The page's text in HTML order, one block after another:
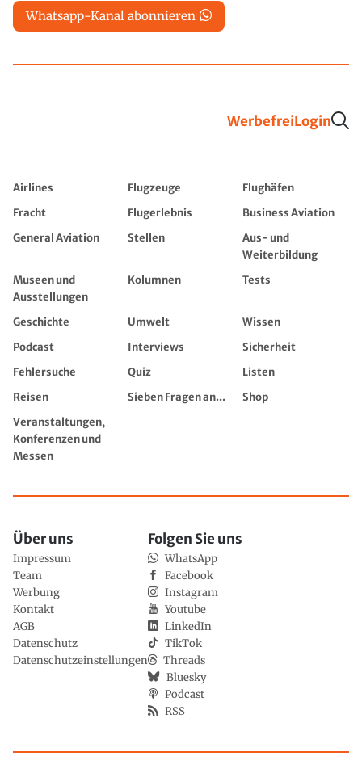
Whatsapp-Kanal abonnieren
WerbefreiLogin
Airlines Flugzeuge
Flughäfen
Fracht
Flugerlebnis
Business Aviation
General Aviation
Stellen
Aus- und
Weiterbildung
Museen und
Ausstellungen
Kolumnen Tests
Geschichte Umwelt
Wissen
Podcast
Interviews
Sicherheit
Fehlersuche
Quiz
Listen
Reisen
Sieben Fragen an...
Shop
Veranstaltungen,
Konferenzen und
Messen
Über uns
Impressum
Team
Werbung
Kontakt
AGB
Datenschutz
Datenschutzeinstellungen
Folgen Sie uns
WhatsApp
Facebook
Instagram
Youtube
LinkedIn
TikTok
Threads
Bluesky
Podcast
RSS